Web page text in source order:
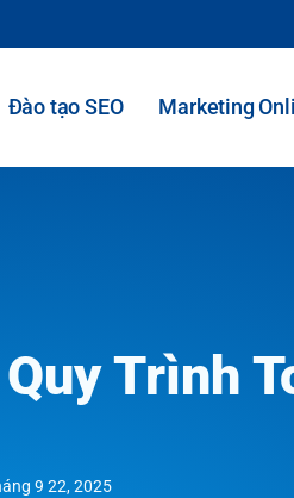
Đào tạo SEO Marketing
Trình
9 22, 2025